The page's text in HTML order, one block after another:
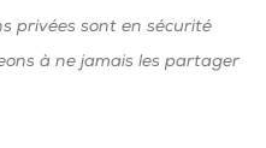
privées sont en sécurité
à ne jamais les partager